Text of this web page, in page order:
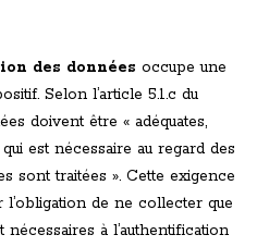
des données occupe une
Selon l’article 5.1.c du
doivent être « adéquates,
est nécessaire au regard des
sont traitées ». Cette exigence
de ne collecter que
à l’authentification